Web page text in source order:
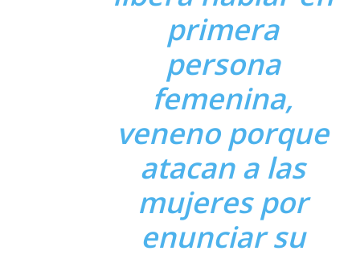
primera
persona
femenina,
veneno porque
atacan a las
mujeres por
enunciar su